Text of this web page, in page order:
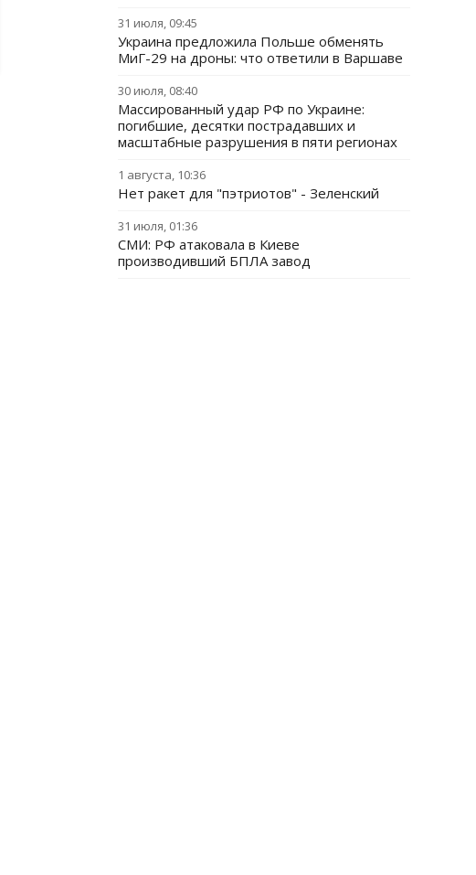
31 июля, 09:45
Украина предложила Польше обменять
МиГ-29 на дроны: что ответили в Варшаве
30 июля, 08:40
Массированный удар РФ по Украине:
погибшие, десятки пострадавших и
масштабные разрушения в пяти регионах
1 августа, 10:36
Нет ракет для "пэтриотов" - Зеленский
31 июля, 01:36
СМИ: РФ атаковала в Киеве
производивший БПЛА завод